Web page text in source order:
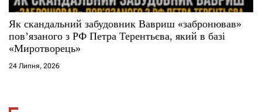
Як скандальний забудовник Вавриш «забронював»
повʼязаного з РФ Петра Терентьєва, який в базі
«Миротворець»
24 Липня, 2026